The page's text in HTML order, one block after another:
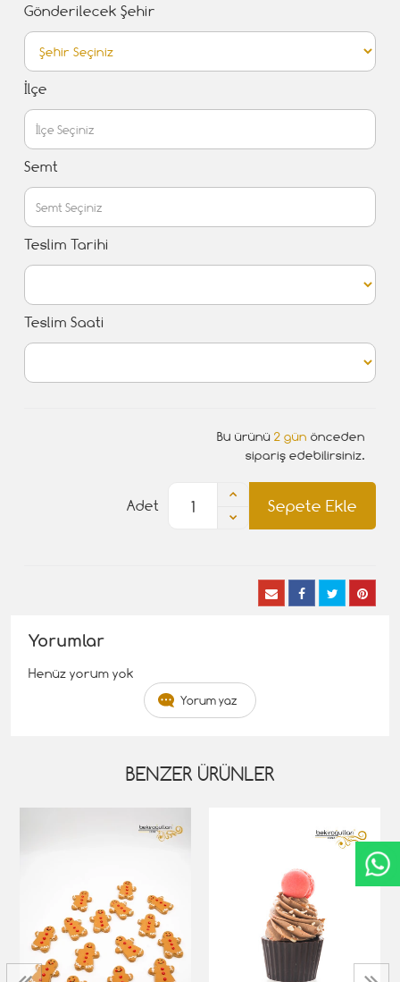
Gönderilecek Şehir
İlçe
Semt
Teslim Tarihi
Teslim Saati
Bu ürünü 2 gün önceden
sipariş edebilirsiniz.
Sepete Ekle
Adet
Yorumlar
Henüz yorum yok
Yorum yaz
BENZER ÜRÜNLER